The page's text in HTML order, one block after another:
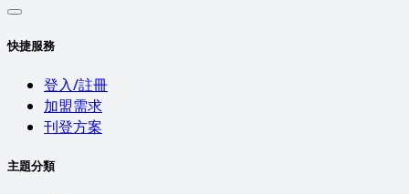
快捷服務
登入/註冊
加盟需求
刊登方案
主題分類